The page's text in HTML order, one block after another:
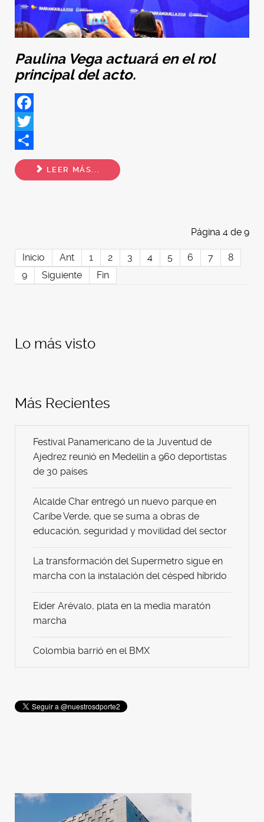
Paulina Vega actuará en el rol
principal del acto.
Facebook
Twitter
Share
LEER MÁS...
Página 4 de 9
Inicio Ant 1 2 3 4 5 6 7
8
9
Siguiente Fin
Lo más visto
Más Recientes
Festival Panamericano de la Juventud de
Ajedrez reunió en Medellín a 960 deportistas
de 30 países
Alcalde Char entregó un nuevo parque en
Caribe Verde, que se suma a obras de
educación, seguridad y movilidad del sector
La transformación del Supermetro sigue en
marcha con la instalación del césped híbrido
Eider Arévalo, plata en la media maratón
marcha
Colombia barrió en el BMX